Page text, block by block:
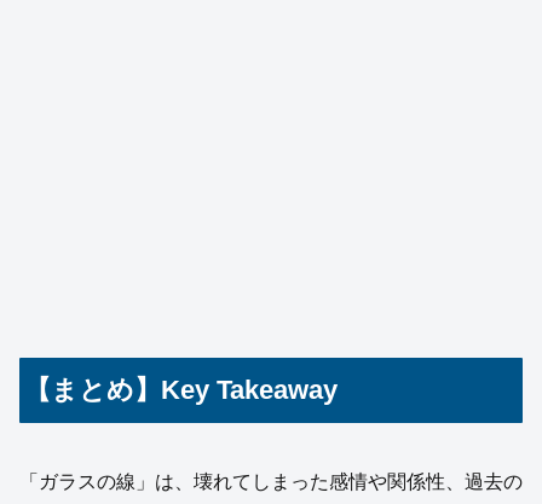
【まとめ】Key Takeaway
「ガラスの線」は、壊れてしまった感情や関係性、過去の